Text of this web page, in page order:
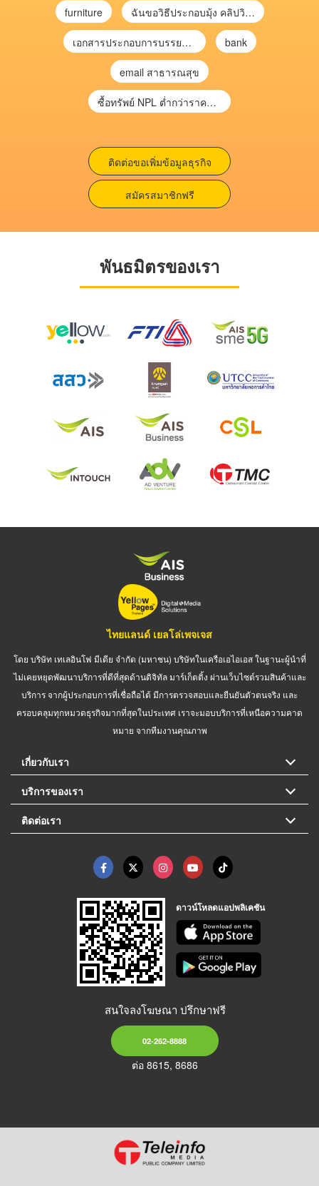
furniture ฉันขอวิธีประกอบมุ้ง คลิปวิดีโอ การประกอบมุ้ง
เอกสารประกอบการบรรยาย การประเมินความเสี่ยงเพื่อวางแผนการตรวจสอบ \ bank
email สาธารณสุข
ซื้อทรัพย์ NPL ต่ำกว่าราคาตลาด 30-70% แบบไม่ต้องไปประมูล”
ติดต่อขอเพิ่มข้อมูลธุรกิจ
สมัครสมาชิกฟรี
พันธมิตรของเรา
ไทยแลนด์ เยลโล่เพจเจส
โดย บริษัท เทเลอินโฟ มีเดีย จำกัด (มหาชน) บริษัทในเครือเอไอเอส ในฐานะผู้นำที่
ไม่เคยหยุดพัฒนาบริการที่ดีที่สุดด้านดิจิทัล มาร์เก็ตติ้ง ผ่านเว็บไซต์รวมสินค้าและ
บริการ จากผู้ประกอบการที่เชื่อถือได้ มีการตรวจสอบและยืนยันตัวตนจริง และ
ครอบคลุมทุกหมวดธุรกิจมากที่สุดในประเทศ เราจะมอบบริการที่เหนือความคาด
หมาย จากทีมงานคุณภาพ
เกี่ยวกับเรา
บริการของเรา
ติดต่อเรา
ดาวน์โหลดแอปพลิเคชัน
สนใจลงโฆษณา ปรึกษาฟรี
02-262-8888
ต่อ 8615, 8686